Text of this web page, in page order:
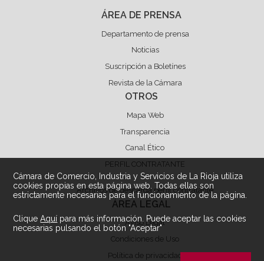
Cámara de Comercio, Industria y Servicios de La Rioja utiliza
cookies propias en esta página web. Todas ellas son
estrictamente necesarias para el funcionamiento de la página.
CliqueAquí para más información. Puede aceptar las cookies
necesarias pulsando el botón "Aceptar"
ÁREA DE PRENSA
Departamento de prensa
Noticias
Suscripción a Boletínes
Revista de la Cámara
OTROS
Mapa Web
Transparencia
Canal Ético
PERFIL CONTRATANTE
Archivos de descarga perfil contratante
ÁREA LEGAL
Aviso Legal
Condiciones de Uso
Política de privacidad